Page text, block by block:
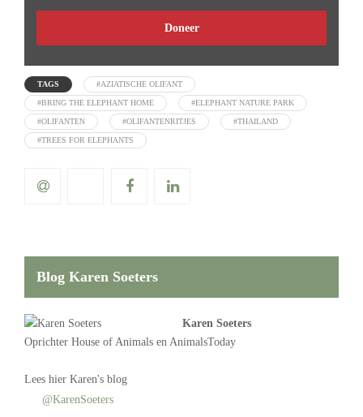
Doneer
TAGS #AZIATISCHE OLIFANT
#BRING THE ELEPHANT HOME #ELEPHANT NATURE PARK
#OLIFANTEN #OLIFANTENRITJES #THAILAND
#TREES FOR ELEPHANTS
Blog Karen Soeters
Karen Soeters
Oprichter House of Animals en AnimalsToday
Lees hier Karen's blog
@KarenSoeters